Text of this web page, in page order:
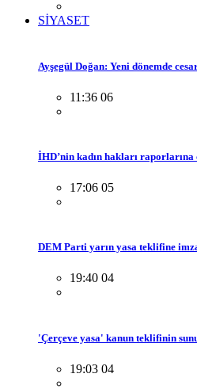
SİYASET
Ayşegül Doğan: Yeni dönemde
11:36 06
İHD’nin kadın hakları
17:06 05
DEM Parti yarın yasa teklifine
19:40 04
'Çerçeve yasa' kanun teklifinin
19:03 04